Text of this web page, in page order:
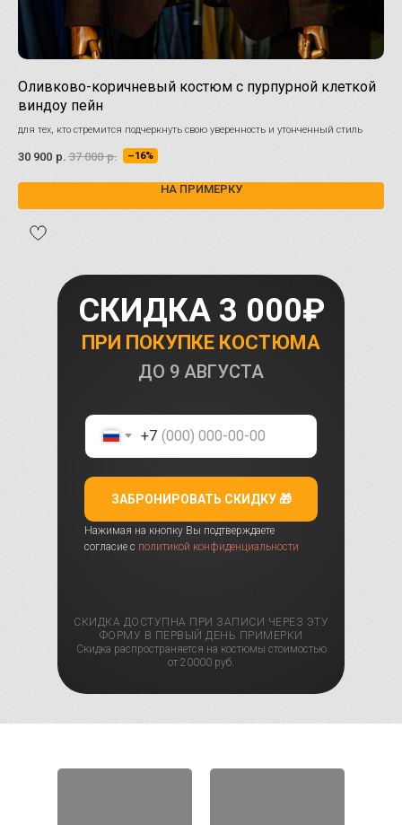
Оливково-коричневый костюм с пурпурной клеткой
виндоу пейн
для тех, кто стремится подчеркнуть свою уверенность и утонченный стиль
30 900 р. 37 000 р. –16%
НА ПРИМЕРКУ
ПРИ ПОКУПКЕ КОСТЮМА
СКИДКА 3 000₽
СКИДКА ДОСТУПНА ПРИ ЗАПИСИ ЧЕРЕЗ ЭТУ
ФОРМУ В ПЕРВЫЙ ДЕНЬ ПРИМЕРКИ
Скидка распространяется на костюмы стоимостью
от 20000 руб.
ДО 9 АВГУСТА
+7
ЗАБРОНИРОВАТЬ СКИДКУ 🎁
Нажимая на кнопку Вы подтверждаете
согласие с политикой конфиденциальности